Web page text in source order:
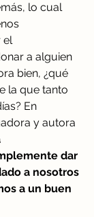
lo cual
el
a alguien
bien, ¿qué
la que tanto
En
y autora
dar
a nosotros
a un buen